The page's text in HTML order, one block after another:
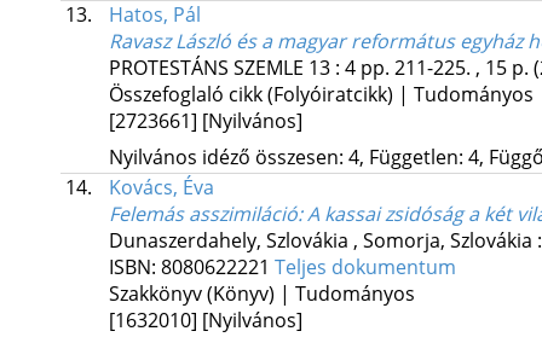
13.
Hatos, Pál
Ravasz László és a magyar református
PROTESTÁNS SZEMLE 13: 4 pp. 211-225. , 15 p.
Összefoglaló cikk (Folyóiratcikk) | Tudományos
[2723661] [Nyilvános]
Nyilvános idéző összesen: 4, Független: 4,
14.
Kovács, Éva
Felemás asszimiláció: A kassai zsidóság a két
Dunaszerdahely, Szlovákia , Somorja, Szlovákia
ISBN: 8080622221 Teljes dokumentum
Szakkönyv (Könyv) | Tudományos
[1632010] [Nyilvános]